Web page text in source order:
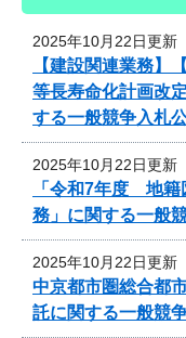
2025年10月22日更新
【建設関連業務
等長寿命化計画改
する一般競争入札
2025年10月22日更新
「令和7年度 地籍
務」に関する一般
2025年10月22日更新
中京都市圏総合都
託に関する一般競